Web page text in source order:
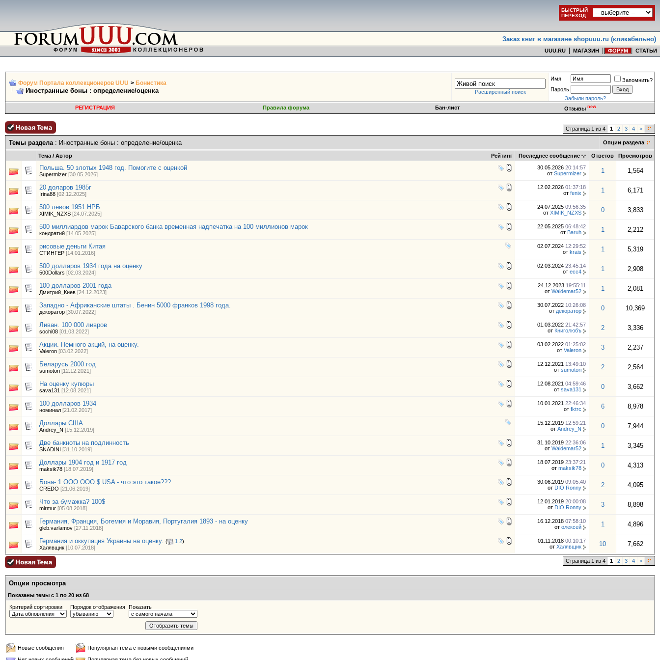
БЫСТРЫЙ
ПЕРЕХОД
Заказ книг в магазине shopuuu.ru (кликабельно)
UUU.RU МАГАЗИН ФОРУМ СТАТЬИ
Форум Портала коллекционеров UUU > Бонистика
Иностранные боны : определение/оценка Расширенный поиск
Имя
Запомнить?
Пароль
Забыли пароль?
РЕГИСТРАЦИЯ
Правила форума Бан-лист Отзывы new
Страница 1 из 4 1 2 3 4 >
Темы раздела: Иностранные боны : определение/оценка Опции раздела
Рейтинг
Тема / Автор Последнее сообщение Ответов Просмотров
Польша. 50 злотых 1948 год. Помогите с оценкой
Supermizer [30.05.2026]
30.05.2026 20:14:57
от Supermizer 1 1,564
20 доларов 1985г
Irina88 [02.12.2025]
12.02.2026 01:37:18
от fenix 1 6,171
500 левов 1951 НРБ
XIMIK_NZXS [24.07.2025]
24.07.2025 09:56:35
от XIMIK_NZXS 0 3,833
500 миллиардов марок Баварского банка временная надпечатка на 100 миллионов марок
кондратий [14.05.2025]
22.05.2025 06:48:42
от Baruh 1 2,212
рисовые деньги Китая
СТИНГЕР [14.01.2016]
02.07.2024 12:29:52
от krais 1 5,319
500 долларов 1934 года на оценку
500Dollars [02.03.2024]
02.03.2024 23:45:14
от ecc4 1 2,908
100 долларов 2001 года
Дмитрий_Киев [24.12.2023]
24.12.2023 19:55:11
от Waldemar52 1 2,081
Западно - Африканские штаты . Бенин 5000 франков 1998 года.
декоратор [30.07.2022]
30.07.2022 10:26:08
от декоратор 0 10,369
Ливан. 100 000 ливров
sochi08 [01.03.2022]
01.03.2022 21:42:57
от Книголюбъ 2 3,336
Акции. Немного акций, на оценку.
Valeron [03.02.2022]
03.02.2022 01:25:02
от Valeron 3 2,237
Беларусь 2000 год
sumotori [12.12.2021]
12.12.2021 13:49:10
от sumotori 2 2,564
На оценку купюры
sava131 [12.08.2021]
12.08.2021 04:59:46
от sava131 0 3,662
100 долларов 1934
номинал [21.02.2017]
10.01.2021 22:46:34
от fktrc 6 8,978
Доллары США
Andrey_N [15.12.2019]
15.12.2019 12:59:21
от Andrey_N 0 7,944
Две банкноты на подлинность
SNADINI [31.10.2019]
31.10.2019 22:36:06
от Waldemar52 1 3,345
Доллары 1904 год и 1917 год
maksik78 [18.07.2019]
18.07.2019 23:37:21
от maksik78 0 4,313
Бона- 1 ООО ООО $ USA - что это такое???
CREDO [21.06.2019]
30.06.2019 09:05:40
от DIO Ronny 2 4,095
Что за бумажка? 100$
mirmur [05.08.2018]
12.01.2019 20:00:08
от DIO Ronny 3 8,898
Германия, Франция, Богемия и Моравия, Португалия 1893 - на оценку
gleb.varlamov [27.11.2018]
16.12.2018 07:58:10
от олексей 1 4,896
Германия и оккупация Украины на оценку. ( 1 2)
Халявщик [10.07.2018]
01.11.2018 00:10:17
от Халявщик 10 7,662
Страница 1 из 4 1 2 3 4 >
Опции просмотра
Показаны темы с 1 по 20 из 68
Критерий сортировки
Порядок отображения Показать
Новые сообщения
Популярная тема с новыми сообщениями